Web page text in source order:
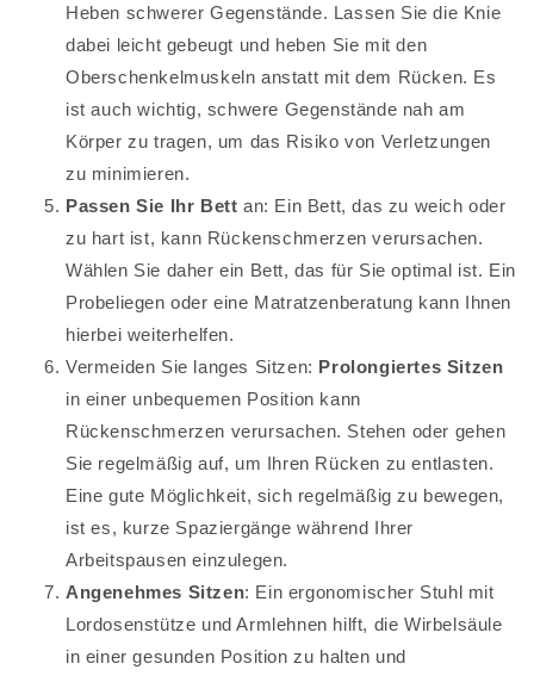
Heben schwerer Gegenstände. Lassen Sie die Knie
dabei leicht gebeugt und heben Sie mit den
Oberschenkelmuskeln anstatt mit dem Rücken. Es
ist auch wichtig, schwere Gegenstände nah am
Körper zu tragen, um das Risiko von Verletzungen
zu minimieren.
Passen Sie Ihr Bett an: Ein Bett, das zu weich oder
zu hart ist, kann Rückenschmerzen verursachen.
Wählen Sie daher ein Bett, das für Sie optimal ist. Ein
Probeliegen oder eine Matratzenberatung kann Ihnen
hierbei weiterhelfen.
Vermeiden Sie langes Sitzen: Prolongiertes Sitzen
in einer unbequemen Position kann
Rückenschmerzen verursachen. Stehen oder gehen
Sie regelmäßig auf, um Ihren Rücken zu entlasten.
Eine gute Möglichkeit, sich regelmäßig zu bewegen,
ist es, kurze Spaziergänge während Ihrer
Arbeitspausen einzulegen.
Angenehmes Sitzen: Ein ergonomischer Stuhl mit
Lordosenstütze und Armlehnen hilft, die Wirbelsäule
in einer gesunden Position zu halten und